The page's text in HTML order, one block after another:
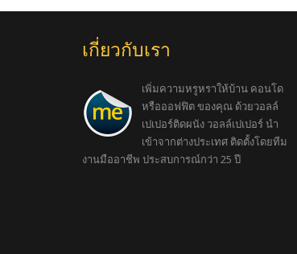
เกี่ยวกับเรา
เพิ่มความหรูหราให้บ้าน คอนโด
หรือออฟฟิต ของคุณ ด้วยวอลล์
เปเปอร์ติดผนัง วอลล์เปเปอร์ นำ
เข้าจากต่างประเทศ ติดตั้งโดยทีม
งานมืออาชีพ ประสบการณ์กว่า 25 ปี